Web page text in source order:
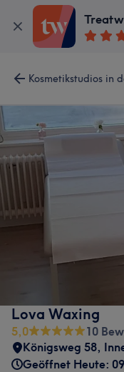
Kosmetikstudios in
Lova Waxing
5,0
10
Königsweg 58,
Geöffnet Heute: